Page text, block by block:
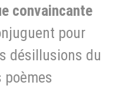
convaincante
pour
désillusions du